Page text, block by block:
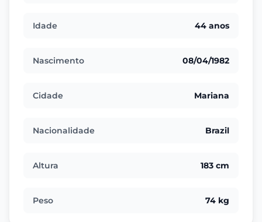
Idade 44 anos
Nascimento 08/04/1982
Cidade Mariana
Nacionalidade Brazil
Altura 183 cm
Peso 74 kg